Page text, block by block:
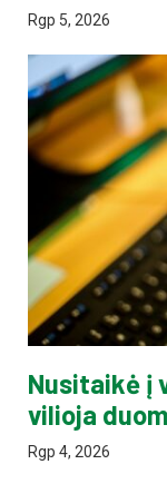
Rgp 5, 2026
Nusitaikė į
vilioja
Rgp 4, 2026